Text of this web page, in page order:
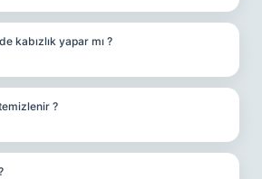
kabızlık yapar mı ?
?